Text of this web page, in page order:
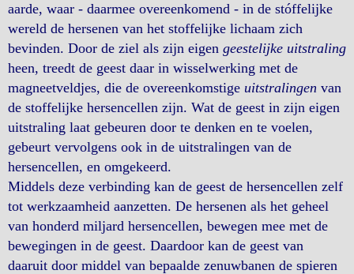
aarde, waar - daarmee overeenkomend - in de stóffelijke
wereld de hersenen van het stoffelijke lichaam zich
bevinden. Door de ziel als zijn eigen geestelijke uitstraling
heen, treedt de geest daar in wisselwerking met de
magneetveldjes, die de overeenkomstige uitstralingen van
de stoffelijke hersencellen zijn. Wat de geest in zijn eigen
uitstraling laat gebeuren door te denken en te voelen,
gebeurt vervolgens ook in de uitstralingen van de
hersencellen, en omgekeerd.
Middels deze verbinding kan de geest de hersencellen zelf
tot werkzaamheid aanzetten. De hersenen als het geheel
van honderd miljard hersencellen, bewegen mee met de
bewegingen in de geest. Daardoor kan de geest van
daaruit door middel van bepaalde zenuwbanen de spieren